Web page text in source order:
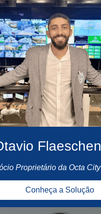
Flaeschen
Proprietário da Octa City
Conheça a Solução